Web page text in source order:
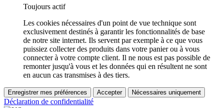
Toujours actif
Les cookies nécessaires d'un point de vue technique sont
exclusivement destinés à garantir les fonctionnalités de base
de notre site internet. Ils servent par exemple à ce que vous
puissiez collecter des produits dans votre panier ou à vous
connecter à votre compte client. Il ne nous est pas possible de
remonter jusqu'à vous et les données qui en résultent ne sont
en aucun cas transmises à des tiers.
Enregistrer mes préférences Accepter Nécessaires uniquement
Déclaration de confidentialité